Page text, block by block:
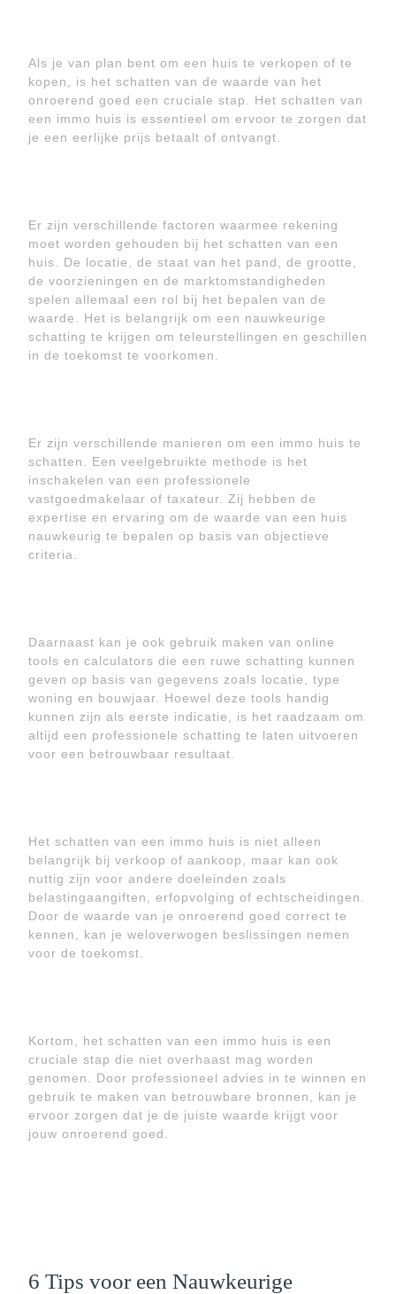
Als je van plan bent om een huis te verkopen of te
kopen, is het schatten van de waarde van het
onroerend goed een cruciale stap. Het schatten van
een immo huis is essentieel om ervoor te zorgen dat
je een eerlijke prijs betaalt of ontvangt.
Er zijn verschillende factoren waarmee rekening
moet worden gehouden bij het schatten van een
huis. De locatie, de staat van het pand, de grootte,
de voorzieningen en de marktomstandigheden
spelen allemaal een rol bij het bepalen van de
waarde. Het is belangrijk om een nauwkeurige
schatting te krijgen om teleurstellingen en geschillen
in de toekomst te voorkomen.
Er zijn verschillende manieren om een immo huis te
schatten. Een veelgebruikte methode is het
inschakelen van een professionele
vastgoedmakelaar of taxateur. Zij hebben de
expertise en ervaring om de waarde van een huis
nauwkeurig te bepalen op basis van objectieve
criteria.
Daarnaast kan je ook gebruik maken van online
tools en calculators die een ruwe schatting kunnen
geven op basis van gegevens zoals locatie, type
woning en bouwjaar. Hoewel deze tools handig
kunnen zijn als eerste indicatie, is het raadzaam om
altijd een professionele schatting te laten uitvoeren
voor een betrouwbaar resultaat.
Het schatten van een immo huis is niet alleen
belangrijk bij verkoop of aankoop, maar kan ook
nuttig zijn voor andere doeleinden zoals
belastingaangiften, erfopvolging of echtscheidingen.
Door de waarde van je onroerend goed correct te
kennen, kan je weloverwogen beslissingen nemen
voor de toekomst.
Kortom, het schatten van een immo huis is een
cruciale stap die niet overhaast mag worden
genomen. Door professioneel advies in te winnen en
gebruik te maken van betrouwbare bronnen, kan je
ervoor zorgen dat je de juiste waarde krijgt voor
jouw onroerend goed.
6 Tips voor een Nauwkeurige